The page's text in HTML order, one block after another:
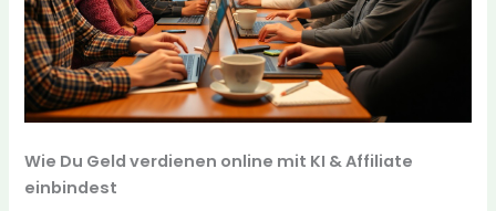
Wie Du Geld verdienen online mit KI & Affiliate
einbindest